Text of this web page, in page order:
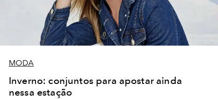
MODA
Inverno: conjuntos para apostar ainda
nessa estação